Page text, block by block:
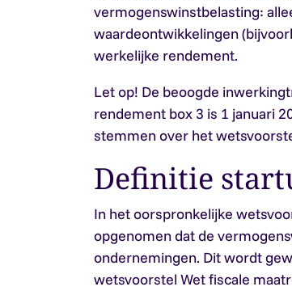
vermogenswinstbelasting:
waardeontwikkelingen
werkelijke rendement.
Let op! De beoogde
rendement box 3 is 1 januari
stemmen over het
Definitie
In het oorspronkelijke
opgenomen dat de
ondernemingen. Dit wordt
wetsvoorstel Wet fiscale